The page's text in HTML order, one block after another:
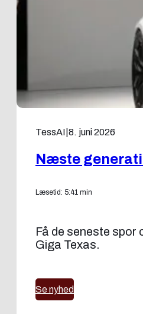
TessAI 8. juni 2026
Næste
Læsetid: 5:41 min
Få de seneste spor
Giga Texas.
Se nyhed